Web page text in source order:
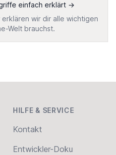
einfach erklärt →
erklären wir dir alle wichtigen
Welt brauchst.
HILFE & SERVICE
Kontakt
Entwickler-Doku